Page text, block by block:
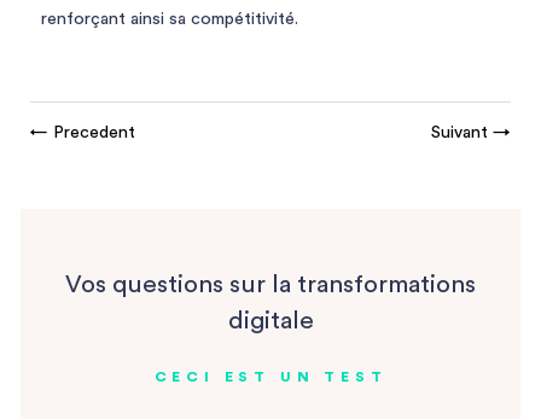
renforçant ainsi sa compétitivité.
← Precedent Suivant→
Vos questions sur la transformations
digitale
CECI EST UN TEST